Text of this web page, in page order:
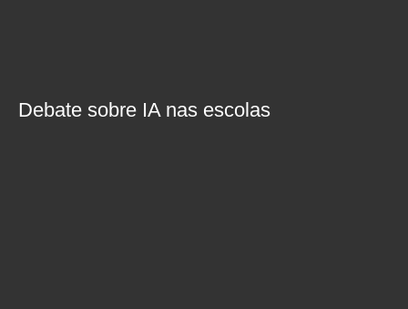
Debate sobre IA nas escolas